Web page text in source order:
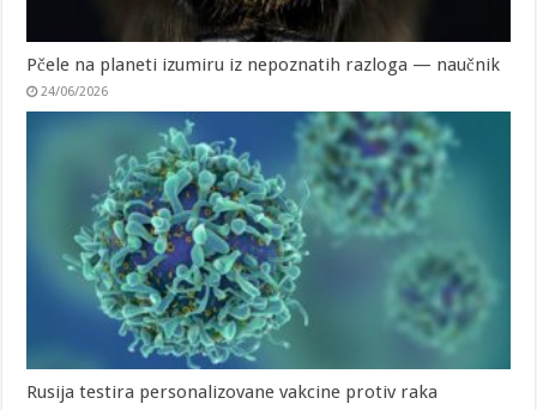
Pčele na planeti izumiru iz nepoznatih razloga — naučnik
24/06/2026
Rusija testira personalizovane vakcine protiv raka